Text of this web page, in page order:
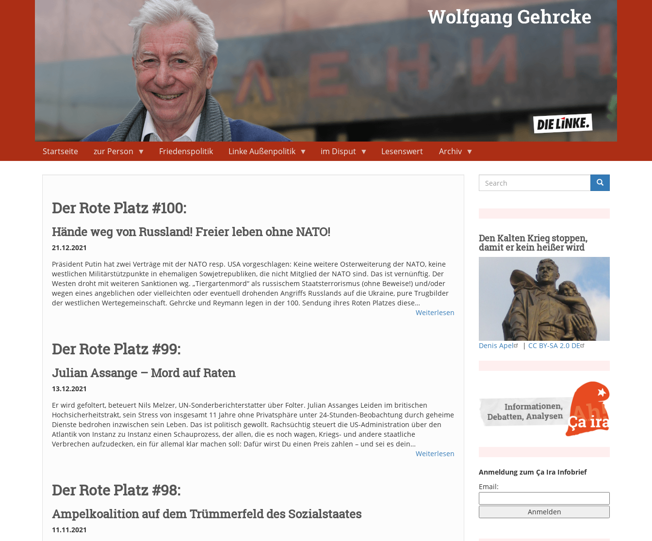
Startseite zur Person Friedenspolitik Linke Außenpolitik im Disput Lesenswert Archiv
Der Rote Platz #100:
Hände weg von Russland! Freier leben ohne NATO!
21.12.2021
Präsident Putin hat zwei Verträge mit der NATO resp. USA vorgeschlagen: Keine weitere Osterweiterung der NATO, keine
westlichen Militärstützpunkte in ehemaligen Sowjetrepubliken, die nicht Mitglied der NATO sind. Das ist vernünftig. Der
Westen droht mit weiteren Sanktionen wg. „Tiergartenmord“ als russischem Staatsterrorismus (ohne Beweise!) und/oder
wegen eines angeblichen oder vielleichten oder eventuell drohenden Angriffs Russlands auf die Ukraine, pure Trugbilder
der westlichen Wertegemeinschaft. Gehrcke und Reymann legen in der 100. Sendung ihres Roten Platzes diese…
Weiterlesen
Der Rote Platz #99:
Julian Assange – Mord auf Raten
13.12.2021
Er wird gefoltert, beteuert Nils Melzer, UN-Sonderberichterstatter über Folter. Julian Assanges Leiden im britischen
Hochsicherheitstrakt, sein Stress von insgesamt 11 Jahre ohne Privatsphäre unter 24-Stunden-Beobachtung durch geheime
Dienste bedrohen inzwischen sein Leben. Das ist politisch gewollt. Rachsüchtig steuert die US-Administration über den
Atlantik von Instanz zu Instanz einen Schauprozess, der allen, die es noch wagen, Kriegs- und andere staatliche
Verbrechen aufzudecken, ein für allemal klar machen soll: Dafür wirst Du einen Preis zahlen – und sei es dein…
Weiterlesen
Der Rote Platz #98:
Ampelkoalition auf dem Trümmerfeld des Sozialstaates
11.11.2021
Suche
Search Search
Den Kalten Krieg stoppen,
damit er kein heißer wird
Denis Apel | CC BY-SA 2.0 DE
Anmeldung zum Ça Ira Infobrief
Email: